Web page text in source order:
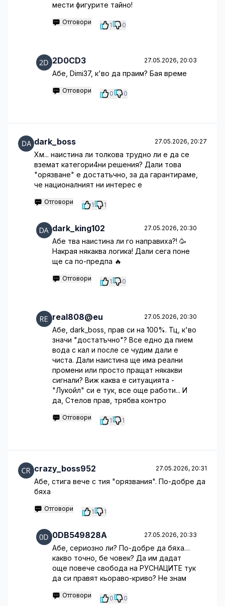
мести фигурите тайно!
Отговори 1 0
2D0CD3 27.05.2026, 20:03
Абе, Dimi37, к'во да праим? Бая време
Отговори 0 0
dark_boss 27.05.2026, 20:27
Хм... наистина ли толкова трудно ли е да се
вземат категори4ни решения? Дали това
"орязване" е достатъчно, за да гарантираме,
че националният ни интерес е
Отговори 1 1
dark_king102 27.05.2026, 20:30
Абе тва наистина ли го направиха?! 🥳
Накрая някаква логика! Дали сега поне
ще са по-предпа 🔥
Отговори 1 0
real808@eu 27.05.2026, 20:30
Абе, dark_boss, прав си на 100%. Тц, к'во
значи "достатъчно"? Все едно да пием
вода с кал и после се чудим дали е
чиста. Дали наистина ще има реални
промени или просто пращат някакви
сигнали? Виж каква е ситуацията -
"Лукойл" си е тук, все още работи... И
да, Стелов прав, трябва контро
Отговори 1 1
crazy_boss952 27.05.2026, 20:31
Абе, стига вече с тия "орязвания". По-добре да
бяха
Отговори 1 1
0DB549828A 27.05.2026, 20:33
Абе, сериозно ли? По-добре да бяха…
какво точно, бе човек? Да им дадат
още повече свобода на РУСНАЦИТЕ тук
да си правят кьораво-криво? Не знам
Отговори 0 0